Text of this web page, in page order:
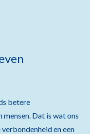
betere
Dat is wat ons
en een